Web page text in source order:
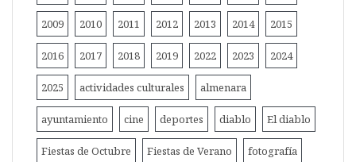
2009 2010 2011 2012 2013 2014 2015
2016 2017 2018 2019 2022 2023 2024
2025 actividades culturales almenara
ayuntamiento cine deportes diablo El diablo
Fiestas de Octubre Fiestas de Verano fotografía